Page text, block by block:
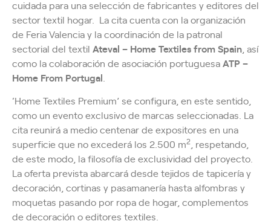
cuidada para una selección de fabricantes y editores del
sector textil hogar. La cita cuenta con la organización
de Feria Valencia y la coordinación de la patronal
sectorial del textil Ateval – Home Textiles from Spain , así
como la colaboración de asociación portuguesaATP –
Home From Portugal
‘Home Textiles Premium’ se configura, en este sentido,
como un evento exclusivo de marcas seleccionadas. La
cita reunirá a medio centenar de expositores en una
superficie que no excederá los 2.500 m2 , respetando,
de este modo, la filosofía de exclusividad del proyecto.
La oferta prevista abarcará desde tejidos de tapicería y
decoración, cortinas y pasamanería hasta alfombras y
moquetas pasando por ropa de hogar, complementos
de decoración o editores textiles.